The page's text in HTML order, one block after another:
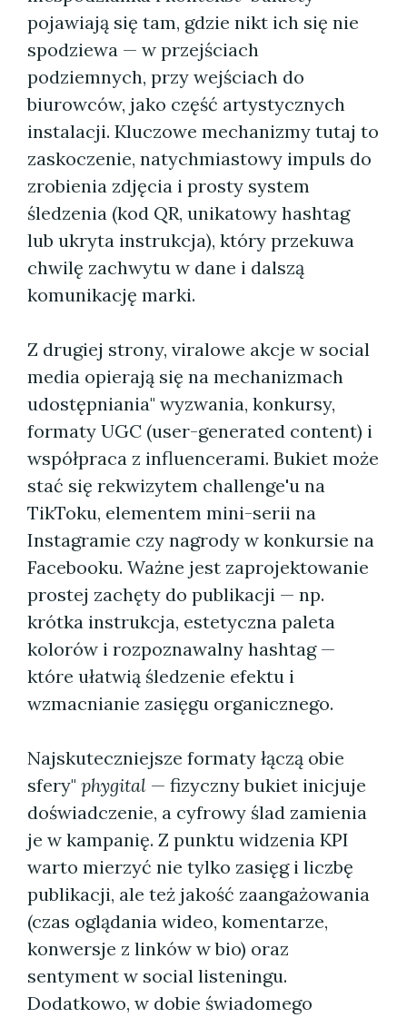
pojawiają się tam, gdzie nikt ich się nie
spodziewa — w przejściach
podziemnych, przy wejściach do
biurowców, jako część artystycznych
instalacji. Kluczowe mechanizmy tutaj to
zaskoczenie, natychmiastowy impuls do
zrobienia zdjęcia i prosty system
śledzenia (kod QR, unikatowy hashtag
lub ukryta instrukcja), który przekuwa
chwilę zachwytu w dane i dalszą
komunikację marki.
Z drugiej strony, viralowe akcje w social
media opierają się na mechanizmach
udostępniania" wyzwania, konkursy,
formaty UGC (user-generated content) i
współpraca z influencerami. Bukiet może
stać się rekwizytem challenge'u na
TikToku, elementem mini-serii na
Instagramie czy nagrody w konkursie na
Facebooku. Ważne jest zaprojektowanie
prostej zachęty do publikacji — np.
krótka instrukcja, estetyczna paleta
kolorów i rozpoznawalny hashtag —
które ułatwią śledzenie efektu i
wzmacnianie zasięgu organicznego.
Najskuteczniejsze formaty łączą obie
sfery" phygital — fizyczny bukiet inicjuje
doświadczenie, a cyfrowy ślad zamienia
je w kampanię. Z punktu widzenia KPI
warto mierzyć nie tylko zasięg i liczbę
publikacji, ale też jakość zaangażowania
(czas oglądania wideo, komentarze,
konwersje z linków w bio) oraz
sentyment w social listeningu.
Dodatkowo, w dobie świadomego